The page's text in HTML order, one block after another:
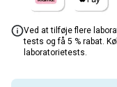
Ved at tilføje flere
tests og få 5 % rabat.
laboratorietests.